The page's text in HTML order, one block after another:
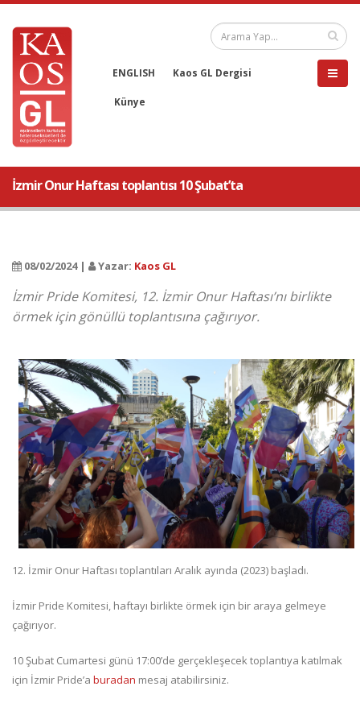
ENGLISH Kaos GL Dergisi
Künye
İzmir Onur Haftası toplantısı 10 Şubat’ta
08/02/2024 | Yazar: Kaos GL
İzmir Pride Komitesi, 12. İzmir Onur Haftası’nı birlikte
örmek için gönüllü toplantısına çağırıyor.
12. İzmir Onur Haftası toplantıları Aralık ayında (2023) başladı.
İzmir Pride Komitesi, haftayı birlikte örmek için bir araya gelmeye
çağırıyor.
10 Şubat Cumartesi günü 17:00’de gerçekleşecek toplantıya katılmak
için İzmir Pride’a buradan mesaj atabilirsiniz.